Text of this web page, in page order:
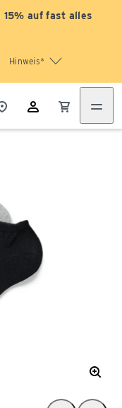
15% auf fast alles
Hinweis*